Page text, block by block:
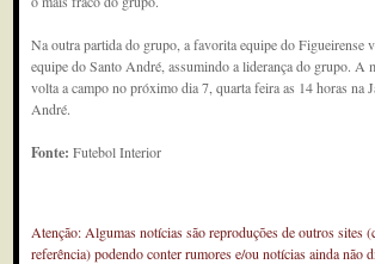
Na outra partida do grupo, a favorita equipe do Figueirense
equipe do Santo André, assumindo a liderança do grupo. A
volta a campo no próximo dia 7, quarta feira as 14 horas na
André.
Fonte:Futebol Interior
Atenção: Algumas notícias são reproduções de outros sites
referência) podendo conter rumores e/ou notícias ainda não